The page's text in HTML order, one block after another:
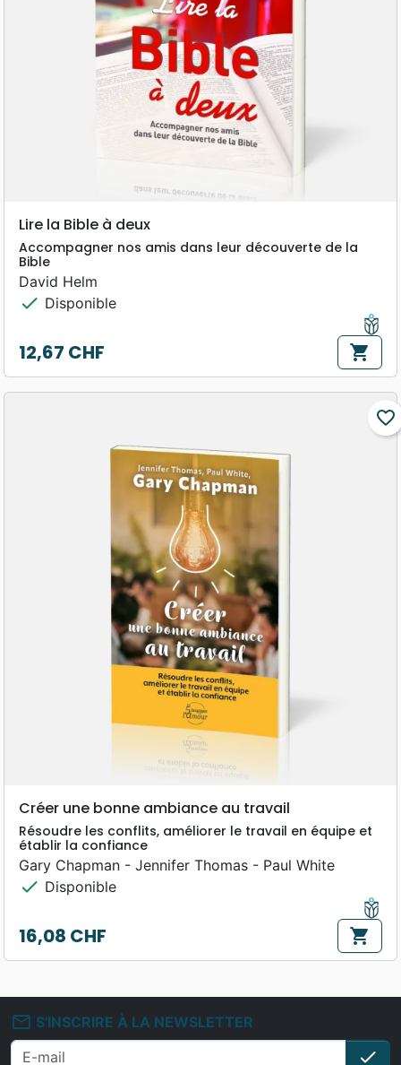
Lire la Bible à deux
Accompagner nos amis dans leur découverte de la
Bible
David Helm
check Disponible
Prix
12,67 CHF shopping_cart
favorite_border
Créer une bonne ambiance au travail
Résoudre les conflits, améliorer le travail en équipe et
établir la confiance
Gary Chapman - Jennifer Thomas - Paul White
check Disponible
Prix
16,08 CHF shopping_cart
mail_outline S'INSCRIRE À LA NEWSLETTER
check